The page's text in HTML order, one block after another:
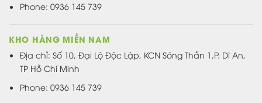
Phone: 0936 145 739
KHO HÀNG MIỀN NAM
Địa chỉ: Số 10, Đại Lộ Độc Lập, KCN Sóng Thần 1,P. Dĩ An,
TP Hồ Chí Minh
Phone: 0936 145 739